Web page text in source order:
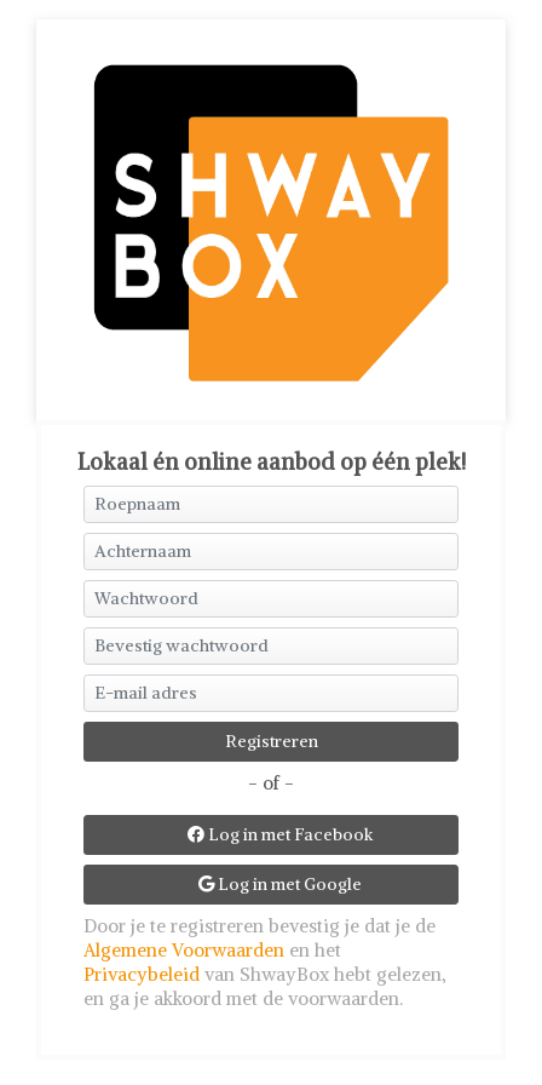
Lokaal én online aanbod op één plek!
- of -
Log in met Facebook
Log in met Google
Door je te registreren bevestig je dat je de
Algemene Voorwaarden en het
Privacybeleid van ShwayBox hebt gelezen,
en ga je akkoord met de voorwaarden.